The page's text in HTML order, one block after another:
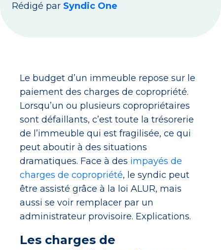
Rédigé par Syndic One
Le budget d’un immeuble repose sur le
paiement des charges de copropriété.
Lorsqu’un ou plusieurs copropriétaires
sont défaillants, c’est toute la trésorerie
de l’immeuble qui est fragilisée, ce qui
peut aboutir à des situations
dramatiques. Face à des impayés de
charges de copropriété, le syndic peut
être assisté grâce à la loi ALUR, mais
aussi se voir remplacer par un
administrateur provisoire. Explications.
Les charges de